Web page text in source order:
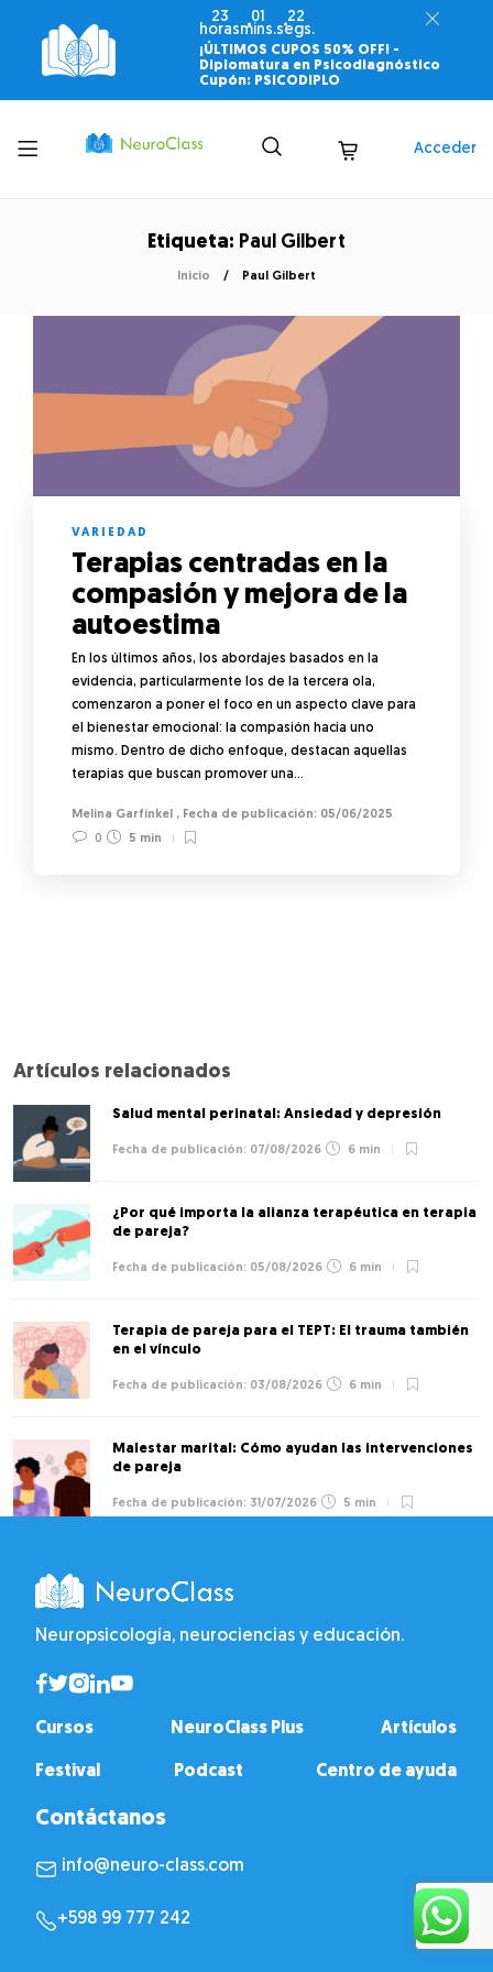
23
horas
01
mins.
21
segs.
¡ÚLTIMOS CUPOS 50% OFF! -
Diplomatura en Psicodiagnóstico
Cupón: PSICODIPLO
Toggle
menu
Acceder
Etiqueta: Paul Gilbert
Inicio Paul Gilbert
VARIEDAD
Terapias centradas en la
compasión y mejora de la
autoestima
En los últimos años, los abordajes basados en la
evidencia, particularmente los de la tercera ola,
comenzaron a poner el foco en un aspecto clave para
el bienestar emocional: la compasión hacia uno
mismo. Dentro de dicho enfoque, destacan aquellas
terapias que buscan promover una…
Melina Garfinkel ,
05/06/2025
0
5 min
Artículos relacionados
Salud mental perinatal: Ansiedad y depresión
07/08/2026 6 min
¿Por qué importa la alianza terapéutica en terapia
de pareja?
05/08/2026 6 min
Terapia de pareja para el TEPT: El trauma también
en el vínculo
03/08/2026 6 min
Malestar marital: Cómo ayudan las intervenciones
de pareja
31/07/2026 5 min
Neuropsicología, neurociencias y educación.
Cursos NeuroClass Plus Artículos
Festival Podcast Centro de ayuda
Contáctanos
info@neuro-class.com
+598 99 777 242